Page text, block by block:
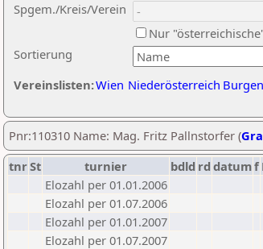
Sortierung
Spgem./Kreis/Verein
Nur
Vereinslisten:Wien Niederösterreich
Pnr:110310 Name: Mag. Fritz Pallnstorfer (
tnrSt turnier bdld rd datumf
Elozahl per 01.01.2006
Elozahl per 01.07.2006
Elozahl per 01.01.2007
Elozahl per 01.07.2007